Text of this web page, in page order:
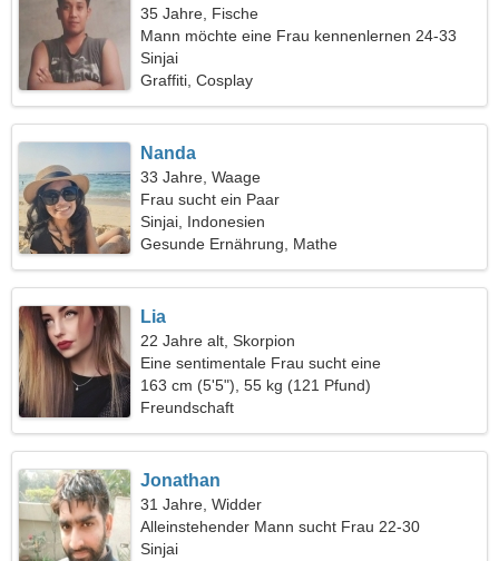
35 Jahre, Fische
Mann möchte eine Frau kennenlernen 24-33
Sinjai
Graffiti, Cosplay
Nanda
33 Jahre, Waage
Frau sucht ein Paar
Sinjai, Indonesien
Gesunde Ernährung, Mathe
Lia
22 Jahre alt, Skorpion
Eine sentimentale Frau sucht eine
Liebesbeziehung
163 cm (5'5"), 55 kg (121 Pfund)
Freundschaft
Jonathan
31 Jahre, Widder
Alleinstehender Mann sucht Frau 22-30
Sinjai